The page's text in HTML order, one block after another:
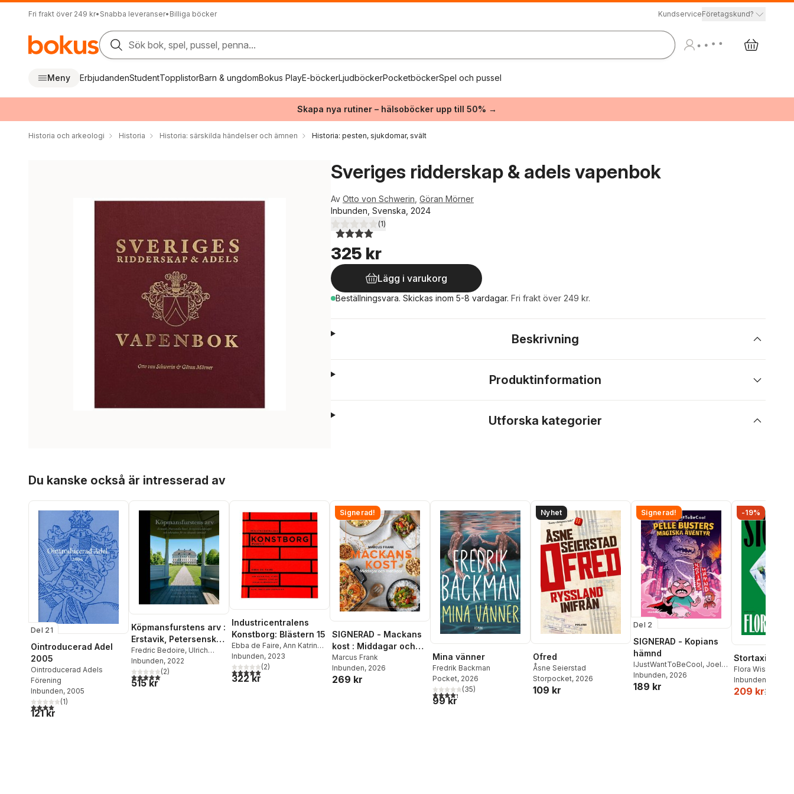
Fri frakt över 249 kr• Snabba leveranser• Billiga böcker KundserviceFöretagskund?
Sök bok, spel, pussel, penna...
Meny ErbjudandenStudentTopplistorBarn & ungdomBokus PlayE-böckerLjudböckerPocketböckerSpel och pussel
Skapa nya rutiner – hälsoböcker upp till 50% →
Historia och arkeologi Historia Historia: särskilda händelser och ämnen Historia: pesten, sjukdomar, svält
Sveriges ridderskap & adels vapenbok
Av Otto von Schwerin Göran Mörner
Inbunden, Svenska, 2024
4,0utav 5 stjärnor. Totalt antal röster:
(1)
325 kr
Lägg i varukorg
Beställningsvara. Skickas inom 5-8 vardagar. Fri frakt över 249 kr.
Beskrivning
Produktinformation
Utforska kategorier
Du kanske också är intresserad av
Del 21
Ointroducerad Adel
2005
Ointroducerad Adels
Förening
Inbunden, 2005
4,0utav 5 stjärnor. Totalt antal röster:
(1)
121 kr
Köpmansfurstens arv :
Erstavik, Petersenska
huset,
herrgårdslandskapet
och rekreation för en
växande storstad
Fredric Bedoire, Ulrich
Lange,Mikael Josephson
Inbunden, 2022
5,0utav 5 stjärnor. Totalt antal röster:
(2)
515 kr
Industricentralens
Konstborg: Blästern 15
Ebba de Faire, Ann Katrin
Pihl Atmer ,Anders
Johnson,Oskar
Hammarkrantz
Inbunden, 2023
5,0utav 5 stjärnor. Totalt antal röster:
(2)
322 kr
Signerad!
SIGNERAD - Mackans
kost : Middagar och
matlådor
Marcus Frank
Inbunden, 2026
269 kr
Mina vänner
Fredrik Backman
Pocket, 2026
4,3utav 5 stjärnor. Totalt antal röster:
(35)
99 kr
Nyhet
Ofred
Åsne Seierstad
Storpocket, 2026
109 kr
Signerad!
Del 2
SIGNERAD - Kopians
hämnd
IJustWantToBeCool, Joel
Adolphson,Emil Ejdemo
Beer ,Victor Beer
Inbunden, 2026
189 kr
-19%
Stortaxi
Flora Wiström
Inbunden
209 kr259 kr